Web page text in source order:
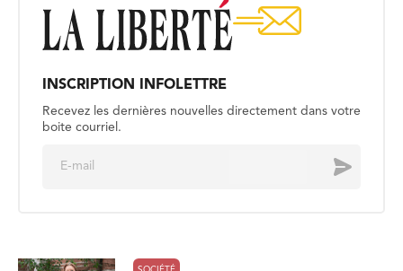
INSCRIPTION INFOLETTRE
Recevez les dernières nouvelles directement dans votre
boite courriel.
Envoyer